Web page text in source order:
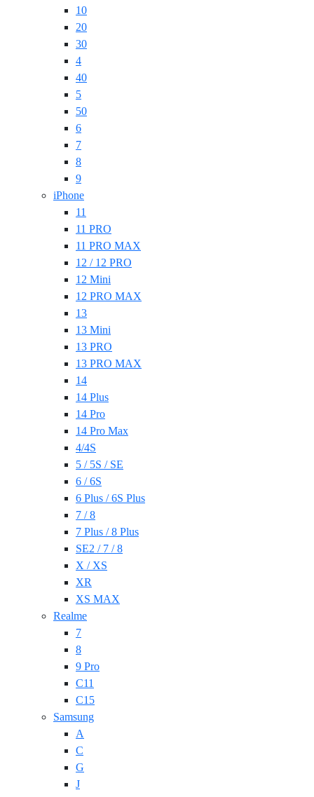
10
20
30
4
40
5
50
6
7
8
9
iPhone
11
11 PRO
11 PRO MAX
12 / 12 PRO
12 Mini
12 PRO MAX
13
13 Mini
13 PRO
13 PRO MAX
14
14 Plus
14 Pro
14 Pro Max
4/4S
5 / 5S / SE
6 / 6S
6 Plus / 6S Plus
7 / 8
7 Plus / 8 Plus
SE2 / 7 / 8
X / XS
XR
XS MAX
Realme
7
8
9 Pro
C11
C15
Samsung
A
C
G
J